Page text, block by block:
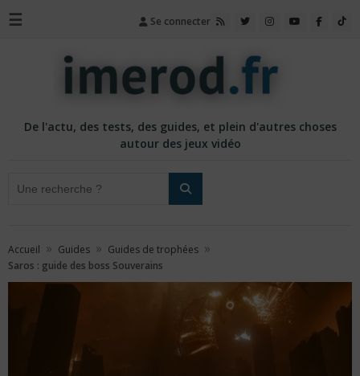
☰ Se connecter
De l'actu, des tests, des guides, et plein d'autres choses
autour des jeux vidéo
Accueil » Guides » Guides de trophées »
Saros : guide des boss Souverains